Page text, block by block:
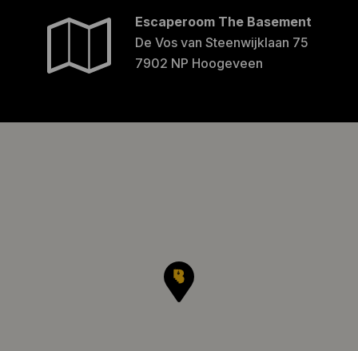
Escaperoom The Basement
De Vos van Steenwijklaan 75
7902 NP Hoogeveen